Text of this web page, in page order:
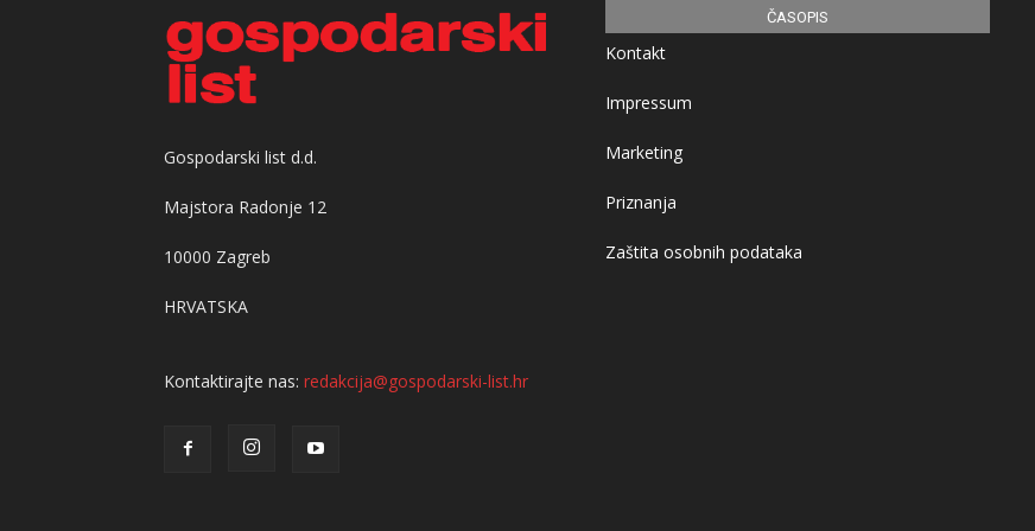
Gospodarski list d.d.
Majstora Radonje 12
10000 Zagreb
HRVATSKA
Kontaktirajte nas: redakcija@gospodarski-list.hr
ČASOPIS
Kontakt
Impressum
Marketing
Priznanja
Zaštita osobnih podataka